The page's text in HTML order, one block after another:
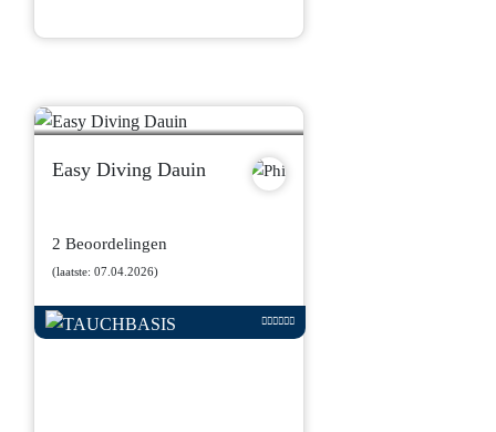
Easy Diving Dauin
2 Beoordelingen
(laatste: 07.04.2026)